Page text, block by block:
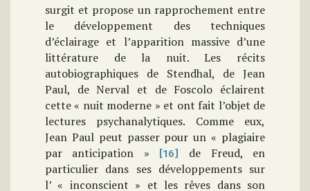
surgit et propose un rapprochement entre
le développement des techniques
d’éclairage et l’apparition massive d’une
littérature de la nuit. Les récits
autobiographiques de Stendhal, de Jean
Paul, de Nerval et de Foscolo éclairent
cette « nuit moderne » et ont fait l’objet de
lectures psychanalytiques. Comme eux,
Jean Paul peut passer pour un « plagiaire
par anticipation »
[16]
de Freud, en
particulier dans ses développements sur
l’ « inconscient » et les rêves dans son